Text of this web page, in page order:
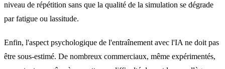
niveau de répétition sans que la qualité de la simulation se dégrade
par fatigue ou lassitude.
Enfin, l'aspect psychologique de l'entraînement avec l'IA ne doit pas
être sous-estimé. De nombreux commerciaux, même expérimentés,